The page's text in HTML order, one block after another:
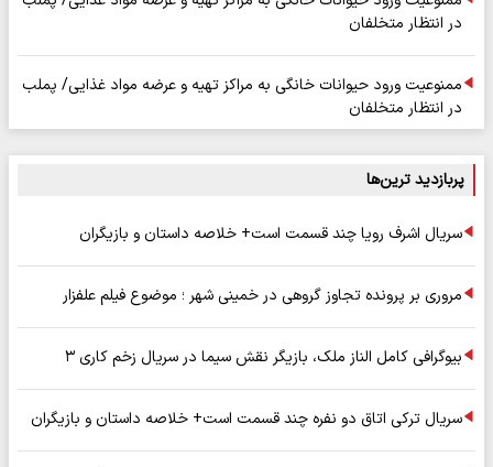
در انتظار متخلفان
ممنوعیت ورود حیوانات خانگی به مراکز تهیه و عرضه مواد غذایی/ پملب
در انتظار متخلفان
پربازدید ترین‌ها
سریال اشرف رویا چند قسمت است+ خلاصه داستان و بازیگران
مروری بر پرونده تجاوز گروهی در خمینی شهر ؛ موضوع فیلم علفزار
بیوگرافی کامل الناز ملک، بازیگر نقش سیما در سریال زخم کاری ۳
سریال ترکی اتاق دو نفره چند قسمت است+ خلاصه داستان و بازیگران